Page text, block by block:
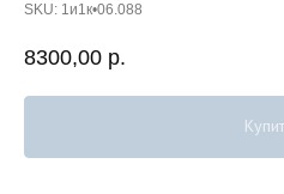
SKU: 1и1к•06.088
8300,00 р.